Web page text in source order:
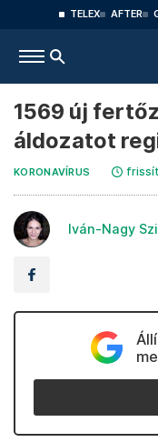
TELEX AFTER
1569 új
áldozatot
KORONAVÍRUS
Iván-Nagy